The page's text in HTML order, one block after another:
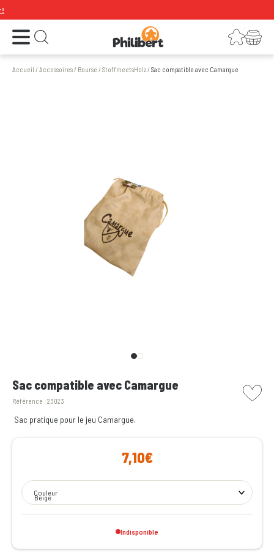
Ouvrir le menu Ouvrir la recherche Connexion
Votre panier
Accueil /Accessoires/ Bourse /StoffmeetsHolz/Sac compatible avec Camargue
Sac compatible avec Camargue
Référence : 23023
picto
Sac pratique pour le jeu Camargue.
7,10€
Couleur
Beige
Indisponible